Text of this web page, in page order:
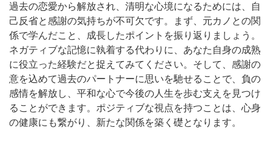
過去の恋愛から解放され、清明な心境になるためには、自
己反省と感謝の気持ちが不可欠です。まず、元カノとの関
係で学んだこと、成長したポイントを振り返りましょう。
ネガティブな記憶に執着する代わりに、あなた自身の成熟
に役立った経験だと捉えてみてください。そして、感謝の
意を込めて過去のパートナーに思いを馳せることで、負の
感情を解放し、平和な心で今後の人生を歩む支えを見つけ
ることができます。ポジティブな視点を持つことは、心身
の健康にも繋がり、新たな関係を築く礎となります。